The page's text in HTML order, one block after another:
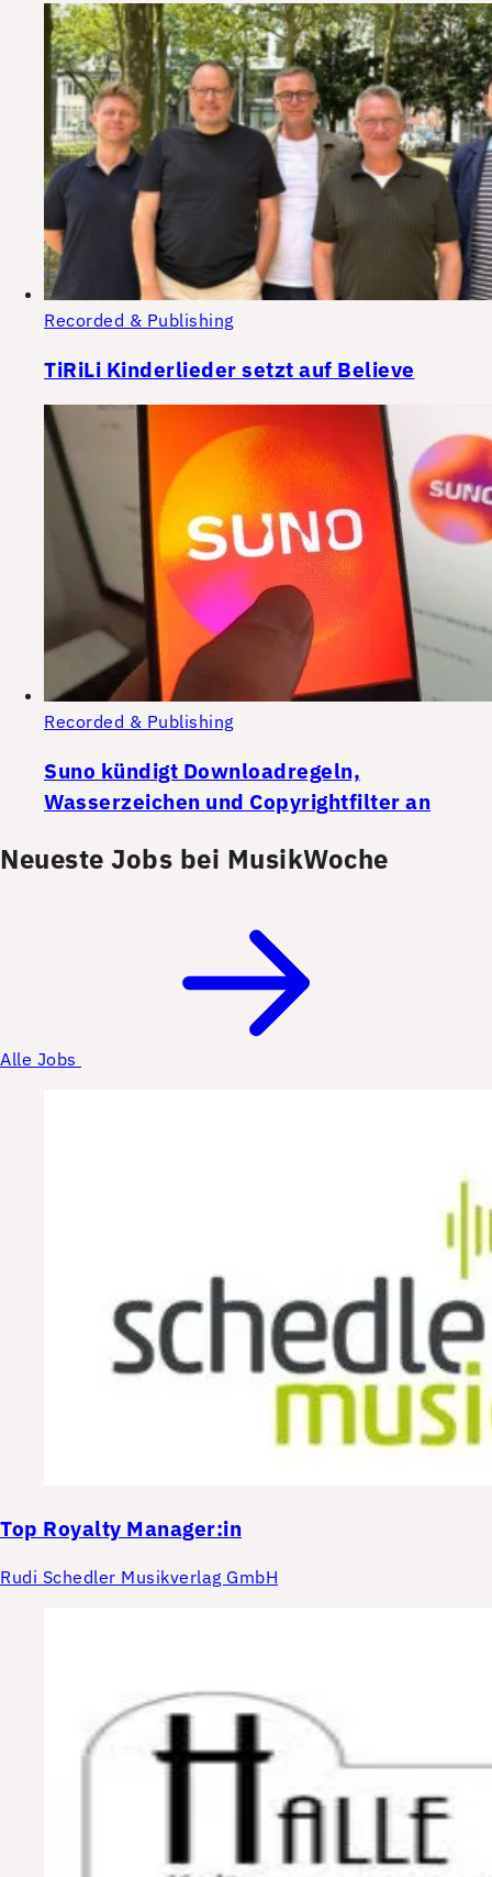
Recorded & Publishing
TiRiLi Kinderlieder setzt auf Believe
Recorded & Publishing
Suno kündigt Downloadregeln,
Wasserzeichen und Copyrightfilter an
Neueste Jobs bei MusikWoche
Alle Jobs
Top Royalty Manager:in
Rudi Schedler Musikverlag GmbH